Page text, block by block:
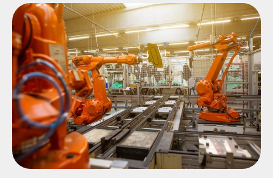
DOMOTICA
IN
HUIS:
ZO
PAK
JE
HET
SLIM
EN
EENVOUDIG
AAN